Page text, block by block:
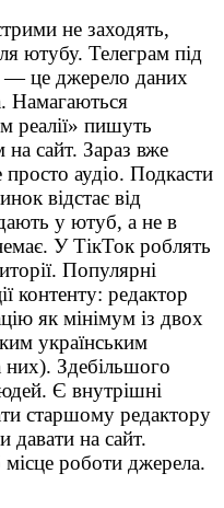
не заходять,
ютубу. Телеграм під
— це джерело даних
Намагаються
реалії» пишуть
на сайт. Зараз вже
просто аудіо. Подкасти
відстає від
у ютуб, а не в
У ТікТок роблять
Популярні
контенту: редактор
як мінімум із двох
українським
них). Здебільшого
Є внутрішні
старшому редактору
давати на сайт.
роботи джерела.